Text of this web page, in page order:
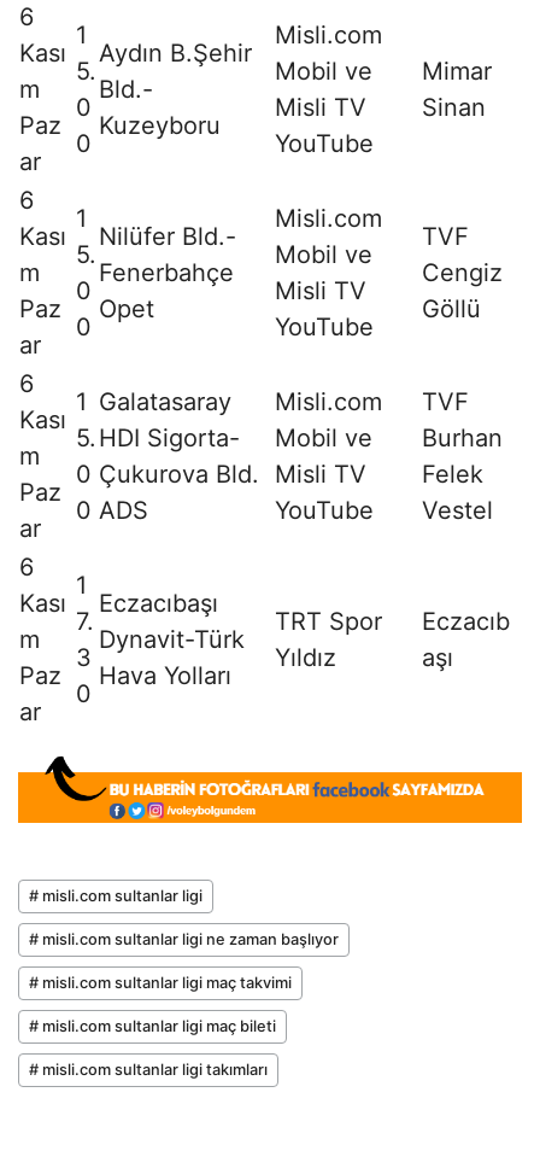
6
Kası
m
Paz
ar
1
5.
0
0
Aydın B.Şehir
Bld.-
Kuzeyboru
Misli.com
Mobil ve
Misli TV
YouTube
Mimar
Sinan
6
Kası
m
Paz
ar
1
5.
0
0
Nilüfer Bld.-
Fenerbahçe
Opet
Misli.com
Mobil ve
Misli TV
YouTube
TVF
Cengiz
Göllü
6
Kası
m
Paz
ar
1
5.
0
0
Galatasaray
HDI Sigorta-
Çukurova Bld.
ADS
Misli.com
Mobil ve
Misli TV
YouTube
TVF
Burhan
Felek
Vestel
6
Kası
m
Paz
ar
1
7.
3
0
Eczacıbaşı
Dynavit-Türk
Hava Yolları
TRT Spor
Yıldız
Eczacıb
aşı
# misli.com sultanlar ligi
# misli.com sultanlar ligi ne zaman başlıyor
# misli.com sultanlar ligi maç takvimi
# misli.com sultanlar ligi maç bileti
# misli.com sultanlar ligi takımları